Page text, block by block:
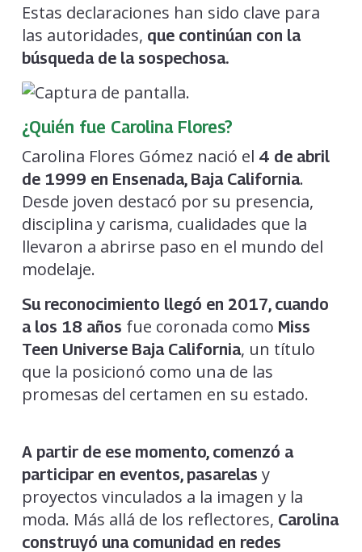
Estas declaraciones han sido clave para
las autoridades, que continúan con la
búsqueda de la sospechosa.
¿Quién fue Carolina Flores?
Carolina Flores Gómez nació el 4 de abril
de 1999 en Ensenada, Baja California.
Desde joven destacó por su presencia,
disciplina y carisma, cualidades que la
llevaron a abrirse paso en el mundo del
modelaje.
Su reconocimiento llegó en 2017, cuando
a los 18 años fue coronada como Miss
Teen Universe Baja California, un título
que la posicionó como una de las
promesas del certamen en su estado.
A partir de ese momento, comenzó a
participar en eventos, pasarelas y
proyectos vinculados a la imagen y la
moda. Más allá de los reflectores, Carolina
construyó una comunidad en redes